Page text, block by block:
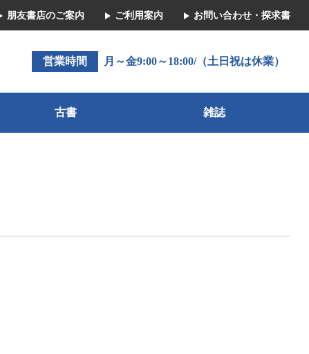
朋友書店のご案内 ご利用案内 お問い合わせ・探求書
営業時間 月～金9:00～18:00/（土日祝は休業）
古書 雑誌